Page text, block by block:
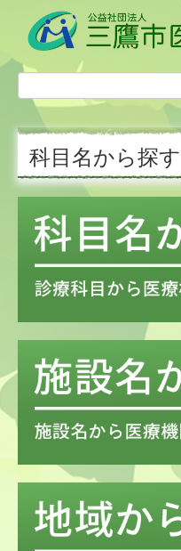
医
ご挨拶・あゆみ
リンク集
医
施設名から探す
医療機関情報新規登録
科目名から探す